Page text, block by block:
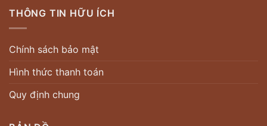
THÔNG TIN HỮU ÍCH
Chính sách bảo mật
Hình thức thanh toán
Quy định chung